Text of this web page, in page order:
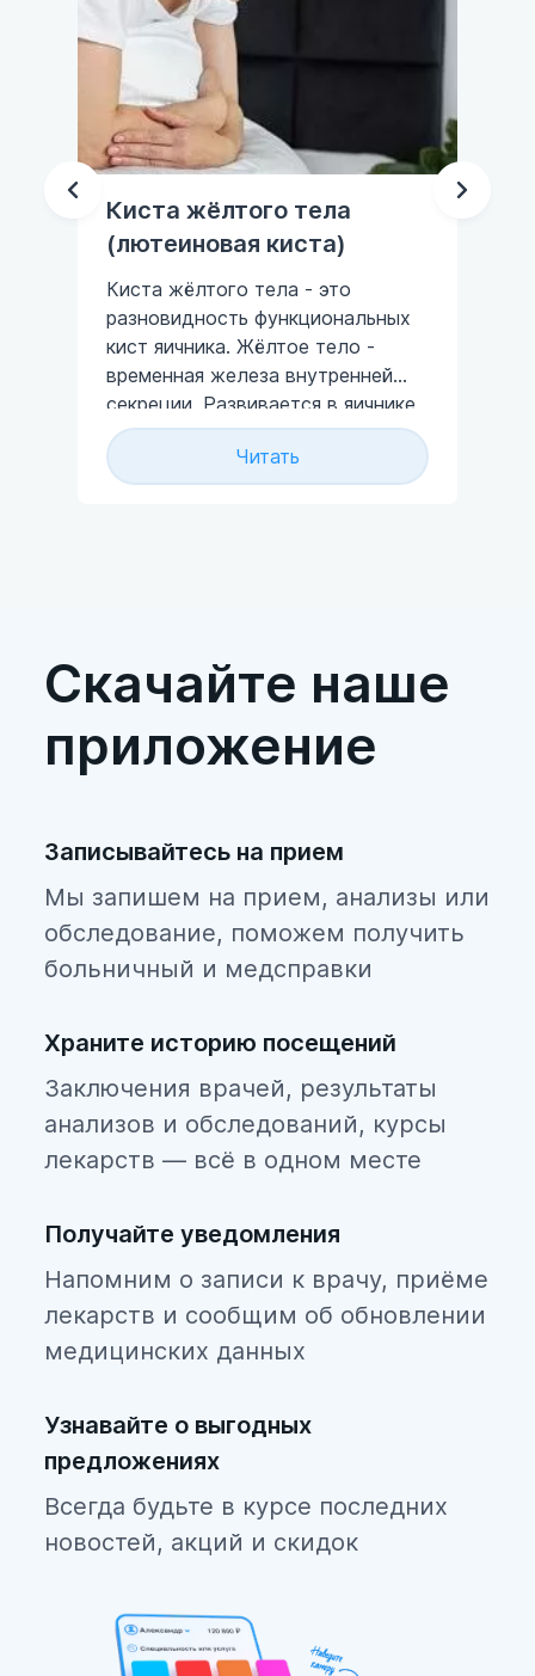
Киста жёлтого тела
(лютеиновая киста)
Киста жёлтого тела - это
разновидность функциональных
кист яичника. Жёлтое тело -
временная железа внутренней
секреции. Развивается в яичнике
во второй половине цикла на
месте разорвавшегося
фолликула. Имеет
регрессирует за ненадобностью.
Читать
Скачайте наше
приложение
Записывайтесь на прием
Мы запишем на прием, анализы или
обследование, поможем получить
больничный и медсправки
Храните историю посещений
Заключения врачей, результаты
анализов и обследований, курсы
лекарств — всё в одном месте
Получайте уведомления
Напомним о записи к врачу, приёме
лекарств и сообщим об обновлении
медицинских данных
Узнавайте о выгодных
предложениях
Всегда будьте в курсе последних
новостей, акций и скидок